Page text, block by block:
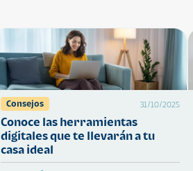
Consejos 31/10/2025
Conoce las herramientas
digitales que te llevarán a tu
casa ideal